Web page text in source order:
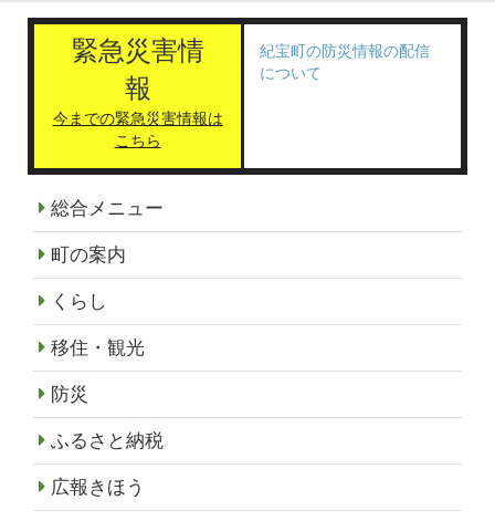
緊急災害情
報
今までの緊急災害情報は
こちら
紀宝町の防災情報の配信
について
総合メニュー
町の案内
くらし
移住・観光
防災
ふるさと納税
広報きほう